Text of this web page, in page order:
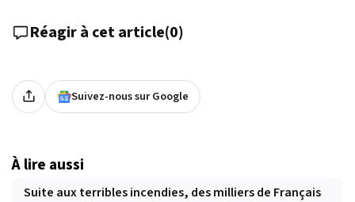
Réagir à cet article(0)
Suivez-nous sur Google
À lire aussi
Suite aux terribles incendies, des milliers de Français